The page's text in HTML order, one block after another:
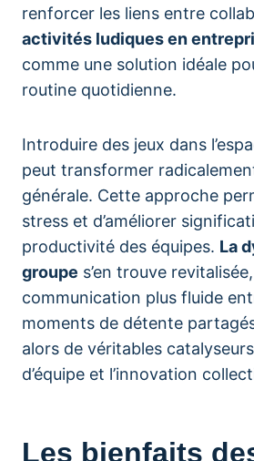
renforcer les liens entre
activités ludiques en
comme une solution idéale
routine quotidienne.
Introduire des jeux dans
peut transformer
générale. Cette approche
stress et d’améliorer
productivité des équipes. La
groupe s’en trouve
communication plus fluide
moments de détente
alors de véritables
d’équipe et l’innovation
Les bienfaits